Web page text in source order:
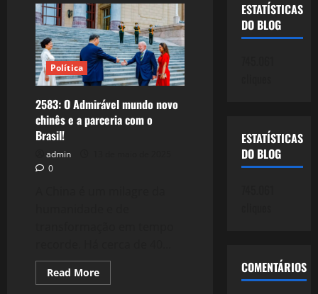
Tiktok
e
a
Regulação
da
Redes
Sociais:
Do
limão
à
limonada!
Política
2583: O Admirável mundo novo
chinês e a parceria com o
Brasil!
admin
0
Read MoreRead
more
ESTATÍSTICAS
DO BLOG
ESTATÍSTICAS
DO BLOG
COMENTÁRIOS